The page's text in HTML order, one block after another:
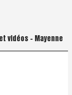
vidéos – Mayenne